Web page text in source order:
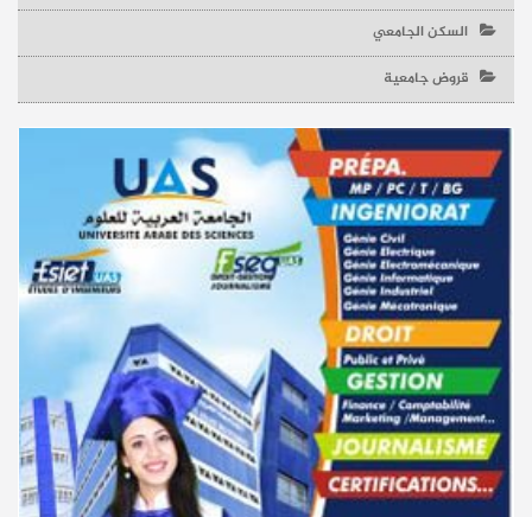
السكن الجامعي
قروض جامعية